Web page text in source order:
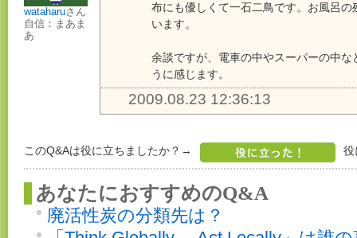
wataharuさん
自信：まあま
あ
布にも優しくて一石二鳥です。お風呂の
います。
余談ですが、電車の中やスーパーの中な
うに感じます。
2009.08.23 12:36:13
このQ&Aは役に立ちましたか？→ 役
あなたにおすすめのQ&A
廃活性炭の分類先は？